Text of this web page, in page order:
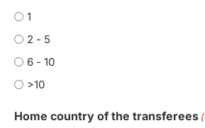
1
2 - 5
6 - 10
>10
Home country of the transferees